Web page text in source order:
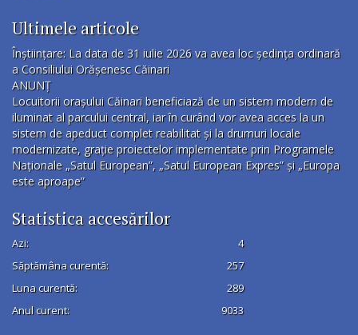
Ultimele articole
Înștiințare: La data de 31 iulie 2026 va avea loc ședința ordinară
a Consiliului Orășenesc Căinari
ANUNȚ
Locuitorii orașului Căinari beneficiază de un sistem modern de
iluminat al parcului central, iar în curând vor avea acces la un
sistem de apeduct complet reabilitat și la drumuri locale
modernizate, grație proiectelor implementate prin Programele
Naționale „Satul European”, „Satul European Expres” și „Europa
este aproape”
Statistica accesărilor
Azi:
4
Săptămâna curentă:
257
Luna curentă:
289
Anul curent:
9033